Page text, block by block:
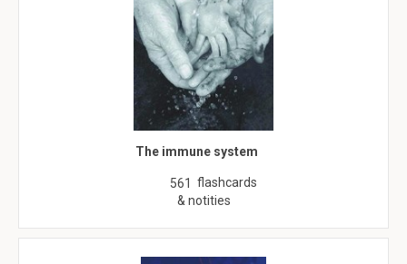
The immune system
561 flashcards
& notities